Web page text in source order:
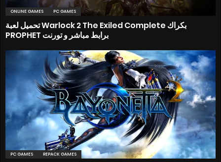
ONLINE GAMES PC GAMES
تحميل لعبة Warlock 2 The Exiled Complete بكراك
PROPHET برابط مباشر و تورنت
PC GAMES REPACK GAMES